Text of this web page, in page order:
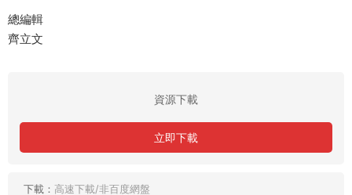
總編輯
齊立文
資源下載
立即下載
下載： 高速下載/非百度網盤